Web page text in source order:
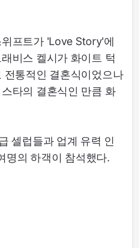
프트가 'Love Story'에
비스 켈시가 화이트 턱
전통적인 결혼식이었으나
타의 결혼식인 만큼 화
셀럽들과 업계 유력 인
명의 하객이 참석했다.